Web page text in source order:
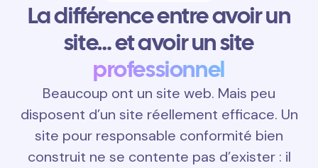
La différence entre avoir un
site… et avoir un site
professionnel
Beaucoup ont un site web. Mais peu
disposent d’un site réellement efficace. Un
site pour responsable conformité bien
construit ne se contente pas d’exister : il